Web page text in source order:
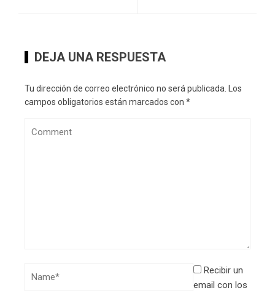
DEJA UNA RESPUESTA
Tu dirección de correo electrónico no será publicada.
Los
campos obligatorios están marcados con *
Recibir un
email con los